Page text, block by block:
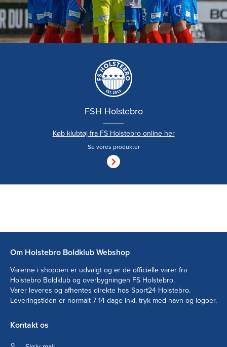
FSH Holstebro
Køb klubtøj fra FS Holstebroonline her
Se vores produkter
Om Holstebro Boldklub Webshop
Varerne i shoppen er udvalgt og er de officielle varer fra
Holstebro Boldklub og overbygningen FS Holstebro.
Varer leveres og afhentes direkte hos Sport24 Holstebro.
Leveringstiden er normalt 7-14 dage inkl. tryk med navn og logoer.
Kontakt os